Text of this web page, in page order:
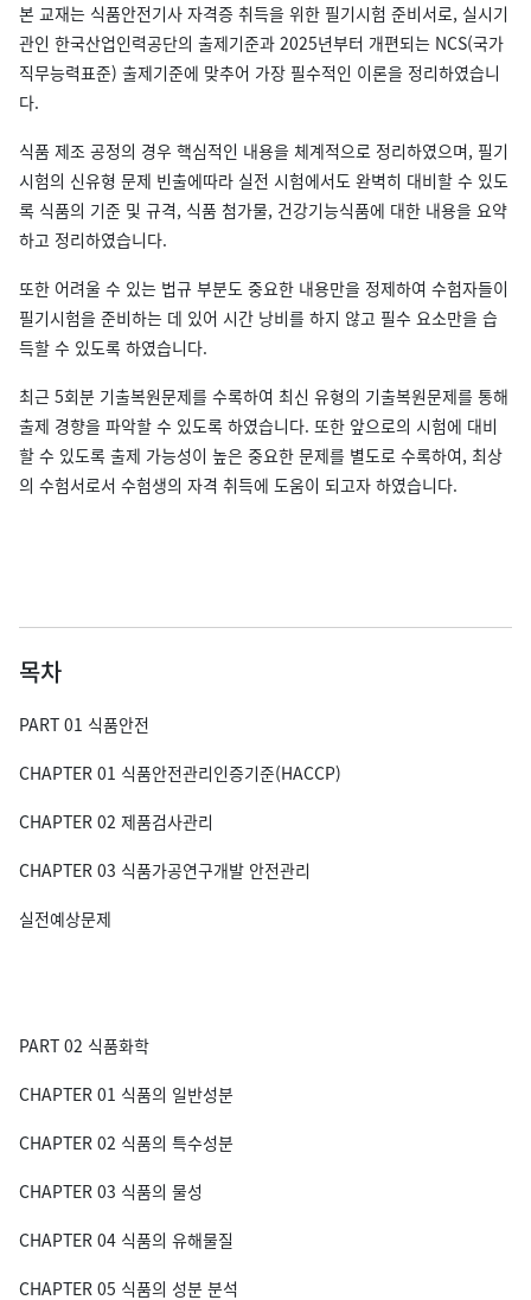
본 교재는 식품안전기사 자격증 취득을 위한 필기시험 준비서로, 실시기
관인 한국산업인력공단의 출제기준과 2025년부터 개편되는 NCS(국가
직무능력표준) 출제기준에 맞추어 가장 필수적인 이론을 정리하였습니
다.
식품 제조 공정의 경우 핵심적인 내용을 체계적으로 정리하였으며, 필기
시험의 신유형 문제 빈출에따라 실전 시험에서도 완벽히 대비할 수 있도
록 식품의 기준 및 규격, 식품 첨가물, 건강기능식품에 대한 내용을 요약
하고 정리하였습니다.
또한 어려울 수 있는 법규 부분도 중요한 내용만을 정제하여 수험자들이
필기시험을 준비하는 데 있어 시간 낭비를 하지 않고 필수 요소만을 습
득할 수 있도록 하였습니다.
최근 5회분 기출복원문제를 수록하여 최신 유형의 기출복원문제를 통해
출제 경향을 파악할 수 있도록 하였습니다. 또한 앞으로의 시험에 대비
할 수 있도록 출제 가능성이 높은 중요한 문제를 별도로 수록하여, 최상
의 수험서로서 수험생의 자격 취득에 도움이 되고자 하였습니다.
목차
PART 01 식품안전
CHAPTER 01 식품안전관리인증기준(HACCP)
CHAPTER 02 제품검사관리
CHAPTER 03 식품가공연구개발 안전관리
실전예상문제
PART 02 식품화학
CHAPTER 01 식품의 일반성분
CHAPTER 02 식품의 특수성분
CHAPTER 03 식품의 물성
CHAPTER 04 식품의 유해물질
CHAPTER 05 식품의 성분 분석